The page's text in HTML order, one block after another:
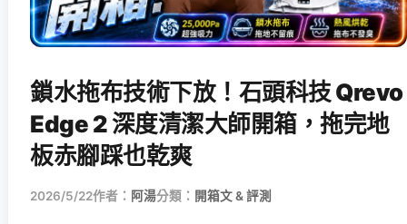
鎖水拖布技術下放！石頭科技 Qrevo
Edge 2 深度清潔大師開箱，拖完地
板赤腳踩也乾爽
2026/5/22作者： 阿湯分類： 開箱文 & 評測